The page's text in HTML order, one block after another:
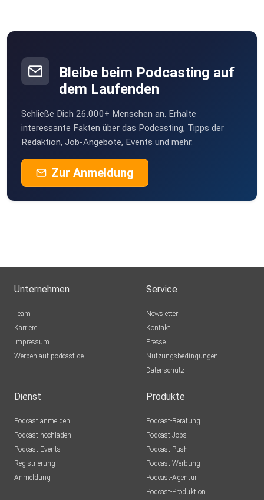
Bleibe beim Podcasting auf
dem Laufenden
Schließe Dich 26.000+ Menschen an. Erhalte
interessante Fakten über das Podcasting, Tipps der
Redaktion, Job-Angebote, Events und mehr.
Zur Anmeldung
Unternehmen
Team
Karriere
Impressum
Werben auf podcast.de
Service
Newsletter
Kontakt
Presse
Nutzungsbedingungen
Datenschutz
Dienst
Podcast anmelden
Podcast hochladen
Podcast-Events
Registrierung
Anmeldung
Produkte
Podcast-Beratung
Podcast-Jobs
Podcast-Push
Podcast-Werbung
Podcast-Agentur
Podcast-Produktion